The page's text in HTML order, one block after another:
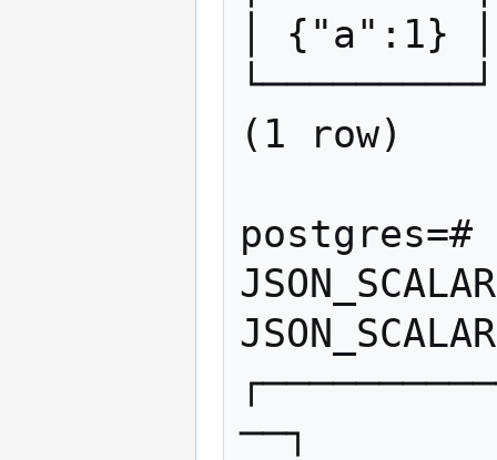
│ {"a":1} │
└─────────┘
(1 row)
postgres=#
──┐